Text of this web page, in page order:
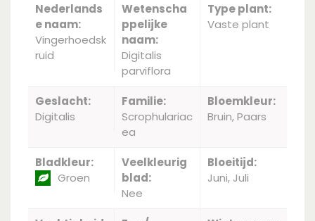
Nederlands
e naam:
Vingerhoedsk
ruid
Wetenscha
ppelijke
naam:
Digitalis
parviflora
Type plant:
Vaste plant
Geslacht:
Digitalis
Familie:
Scrophulariac
ea
Bloemkleur:
Bruin, Paars
Bladkleur:
Groen
Veelkleurig
blad:
Nee
Bloeitijd:
Juni, Juli